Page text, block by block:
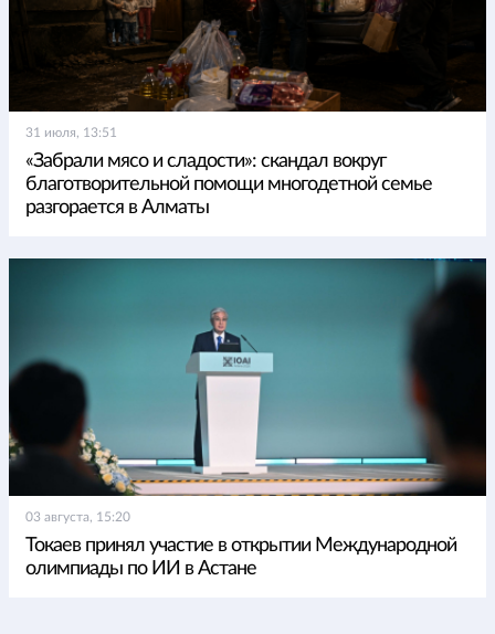
31 июля, 13:51
«Забрали мясо и сладости»: скандал вокруг
благотворительной помощи многодетной семье
разгорается в Алматы
03 августа, 15:20
Токаев принял участие в открытии Международной
олимпиады по ИИ в Астане